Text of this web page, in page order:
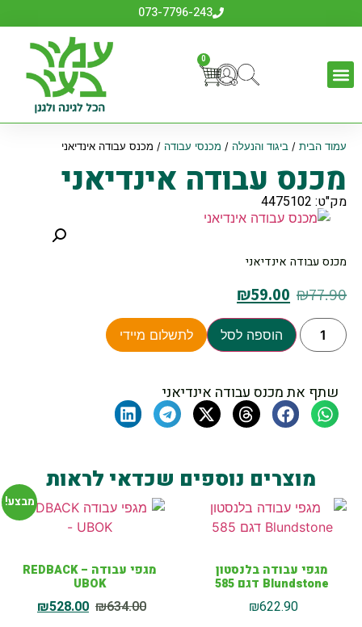
073-7796-243
0
עמוד הבית/ ביגוד והנעלה / מכנסי עבודה / מכנס עבודה אינדיאני
מכנס עבודה אינדיאני
מק"ט: 4475102
מכנס עבודה אינדיאני
₪77.90
₪59.00
הוספה לסל לתשלום מיידי
שתף את מכנס עבודה אינדיאני
מוצרים נוספים שכדאי לראות
מגפי עבודה בלנסטון
Blundstone דגם 585
₪622.90
מבצע!
מגפי עבודה REDBACK –
UBOK
₪634.00
₪528.00